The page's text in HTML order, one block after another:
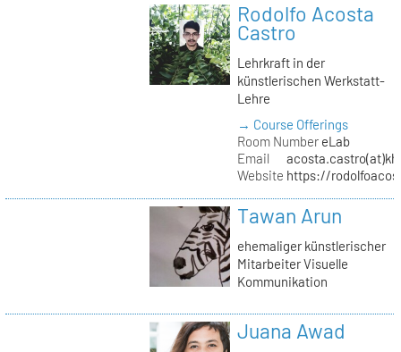
Rodolfo Acosta
Castro
Lehrkraft in der
künstlerischen Werkstatt-
Lehre
→ Course Offerings
Room NumbereLab
Email
Website https://
Tawan Arun
ehemaliger künstlerischer
Mitarbeiter Visuelle
Kommunikation
Juana Awad